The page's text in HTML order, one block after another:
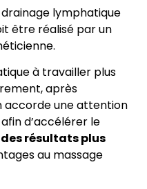
lymphatique
être réalisé par un
à travailler plus
après
accorde une attention
d’accélérer le
résultats plus
au massage